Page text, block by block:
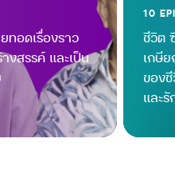
พ Season 2 EP.10 :
นขึ้น จะอยู่อย่างไรให้มี
ทอดเรื่องราว
สรรค์ และเป็น
10
ชีวิต
เกษี
ของ
และรั